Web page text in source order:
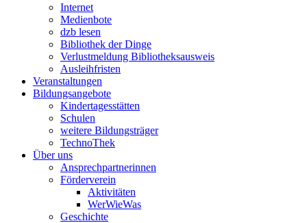
Internet
Medienbote
dzb lesen
Bibliothek der Dinge
Verlustmeldung Bibliotheksausweis
Ausleihfristen
Veranstaltungen
Bildungsangebote
Kindertagesstätten
Schulen
weitere Bildungsträger
TechnoThek
Über uns
Ansprechpartnerinnen
Förderverein
Aktivitäten
WerWieWas
Geschichte